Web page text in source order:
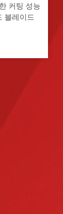
커팅 성능
블레이드